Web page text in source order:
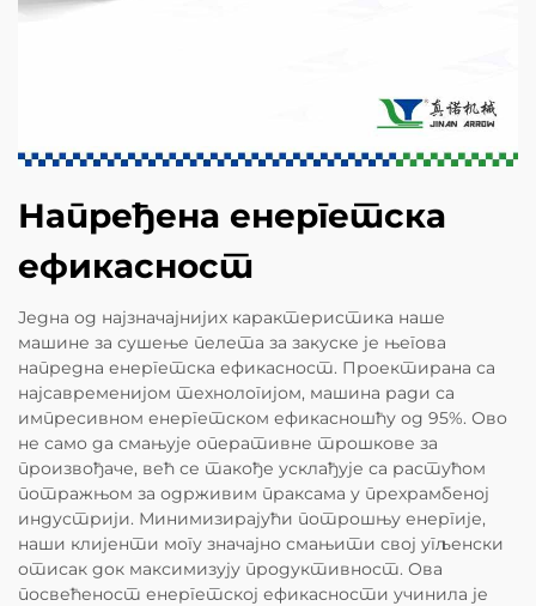
Напређена енергетска
ефикасност
Једна од најзначајнијих карактеристика наше
машине за сушење пелета за закуске је његова
напредна енергетска ефикасност. Проектирана са
најсавременијом технологијом, машина ради са
импресивном енергетском ефикасношћу од 95%. Ово
не само да смањује оперативне трошкове за
произвођаче, већ се такође усклађује са растућом
потражњом за одрживим праксама у прехрамбеној
индустрији. Минимизирајући потрошњу енергије,
наши клијенти могу значајно смањити свој угљенски
отисак док максимизују продуктивност. Ова
посвећеност енергетској ефикасности учинила је